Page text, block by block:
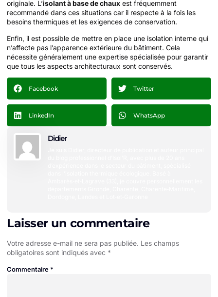
originale. L’isolant à base de chaux est fréquemment
recommandé dans ces situations car il respecte à la fois les
besoins thermiques et les exigences de conservation.
Enfin, il est possible de mettre en place une isolation interne qui
n’affecte pas l’apparence extérieure du bâtiment. Cela
nécessite généralement une expertise spécialisée pour garantir
que tous les aspects architecturaux sont conservés.
Facebook Twitter
LinkedIn WhatsApp
Didier
Laisser un commentaire
Votre adresse e-mail ne sera pas publiée. Les champs
obligatoires sont indiqués avec *
Commentaire *